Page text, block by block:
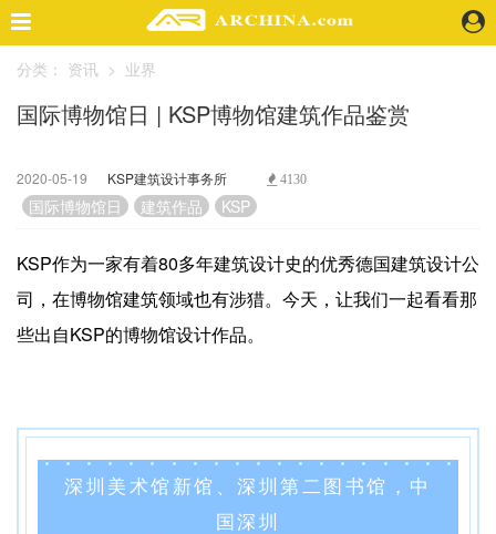
精选案例
建 筑
室 内
视 频
头条资讯
业 界
机 构
快速搜索
企业招聘
分类： 资讯 > 业界
国际博物馆日 | KSP博物馆建筑作品鉴赏
2020-05-19 KSP建筑设计事务所 4130
国际博物馆日 建筑作品 KSP
KSP作为一家有着80多年建筑设计史的优秀德国建筑设计公
司，在博物馆建筑领域也有涉猎。今天，让我们一起看看那
些出自KSP的博物馆设计作品。
深圳美术馆新馆、深圳第二图书馆，中
国深圳